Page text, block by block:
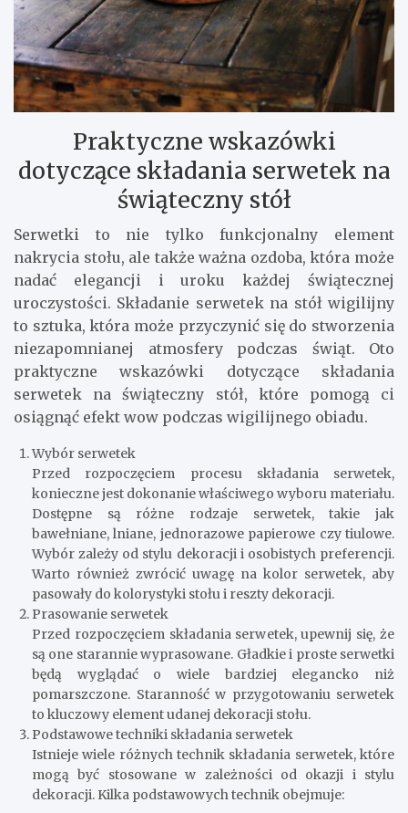
Praktyczne wskazówki
dotyczące składania serwetek na
świąteczny stół
Serwetki to nie tylko funkcjonalny element
nakrycia stołu, ale także ważna ozdoba, która może
nadać elegancji i uroku każdej świątecznej
uroczystości. Składanie serwetek na stół wigilijny
to sztuka, która może przyczynić się do stworzenia
niezapomnianej atmosfery podczas świąt. Oto
praktyczne wskazówki dotyczące składania
serwetek na świąteczny stół, które pomogą ci
osiągnąć efekt wow podczas wigilijnego obiadu.
Wybór serwetek
Przed rozpoczęciem procesu składania serwetek,
konieczne jest dokonanie właściwego wyboru materiału.
Dostępne są różne rodzaje serwetek, takie jak
bawełniane, lniane, jednorazowe papierowe czy tiulowe.
Wybór zależy od stylu dekoracji i osobistych preferencji.
Warto również zwrócić uwagę na kolor serwetek, aby
pasowały do kolorystyki stołu i reszty dekoracji.
Prasowanie serwetek
Przed rozpoczęciem składania serwetek, upewnij się, że
są one starannie wyprasowane. Gładkie i proste serwetki
będą wyglądać o wiele bardziej elegancko niż
pomarszczone. Staranność w przygotowaniu serwetek
to kluczowy element udanej dekoracji stołu.
Podstawowe techniki składania serwetek
Istnieje wiele różnych technik składania serwetek, które
mogą być stosowane w zależności od okazji i stylu
dekoracji. Kilka podstawowych technik obejmuje: